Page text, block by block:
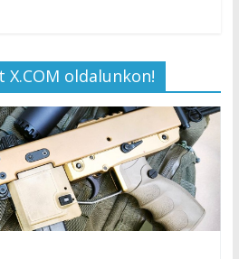
X.COM oldalunkon!